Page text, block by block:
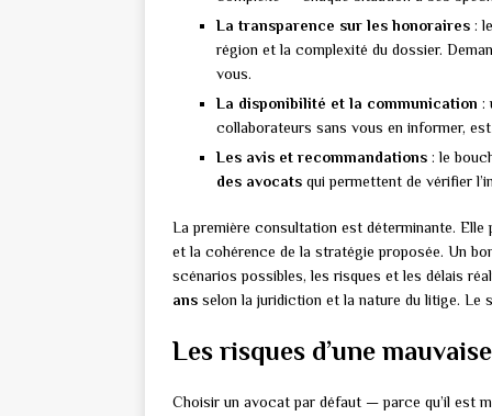
La transparence sur les honoraires :
région et la complexité du dossier.
vous.
La disponibilité et la communication :
collaborateurs sans vous en informer, est
Les avis et recommandations : le
des avocats qui permettent de vérifier
La première consultation est déterminante. Elle
et la cohérence de la stratégie proposée. Un
scénarios possibles, les risques et les délais
ans selon la juridiction et la nature du litige. Le
Les risques d’une
Choisir un avocat par défaut — parce qu’il est